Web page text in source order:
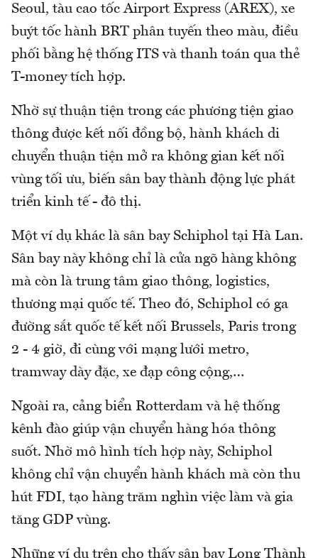
Seoul, tàu cao tốc Airport Express (AREX), xe
buýt tốc hành BRT phân tuyến theo màu, điều
phối bằng hệ thống ITS và thanh toán qua thẻ
T-money tích hợp.
Nhờ sự thuận tiện trong các phương tiện giao
thông được kết nối đồng bộ, hành khách di
chuyển thuận tiện mở ra không gian kết nối
vùng tối ưu, biến sân bay thành động lực phát
triển kinh tế - đô thị.
Một ví dụ khác là sân bay Schiphol tại Hà Lan.
Sân bay này không chỉ là cửa ngõ hàng không
mà còn là trung tâm giao thông, logistics,
thương mại quốc tế. Theo đó, Schiphol có ga
đường sắt quốc tế kết nối Brussels, Paris trong
2 - 4 giờ, đi cùng với mạng lưới metro,
tramway dày đặc, xe đạp công cộng,…
Ngoài ra, cảng biển Rotterdam và hệ thống
kênh đào giúp vận chuyển hàng hóa thông
suốt. Nhờ mô hình tích hợp này, Schiphol
không chỉ vận chuyển hành khách mà còn thu
hút FDI, tạo hàng trăm nghìn việc làm và gia
tăng GDP vùng.
Những ví dụ trên cho thấy sân bay Long Thành